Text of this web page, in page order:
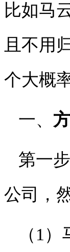
比如马
且不用
个大概
一、
第一
公司，
（1